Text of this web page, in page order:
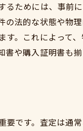
プロセスを知って
くためのタイミン
ローアップが鍵
流れと注意点
よる安心取引の実現
ためには、事前
法的な状態や物
。これによって
や購入証明書も
です。査定は通